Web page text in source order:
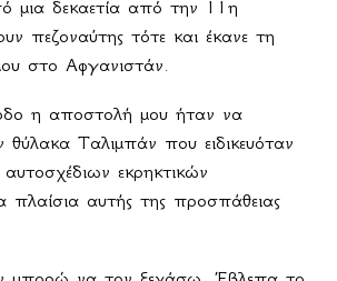
δεκαετία από την 11η
πεζοναύτης τότε και έκανε τη
στο Αφγανιστάν.
η αποστολή μου ήταν να
Ταλιμπάν που ειδικευόταν
εκρηκτικών
πλαίσια αυτής της προσπάθειας